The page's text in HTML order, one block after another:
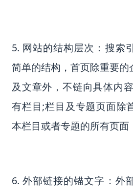
5. 网站的结构层次：搜索
简单的结构，首页除重要的
及文章外，不链向具体内
有栏目;栏目及专题页面除
本栏目或者专题的所有页面
6. 外部链接的锚文字：外